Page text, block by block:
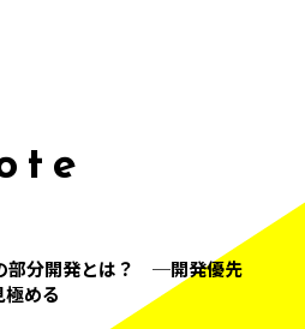
t e
の部分開発とは？ ─開発優先
める